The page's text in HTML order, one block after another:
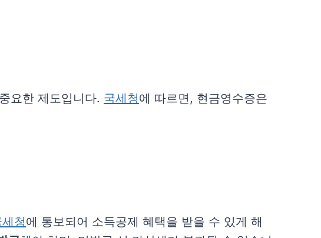
요한 제도입니다. 국세청에 따르면, 현금영수증은
청에 통보되어 소득공제 혜택을 받을 수 있게 해